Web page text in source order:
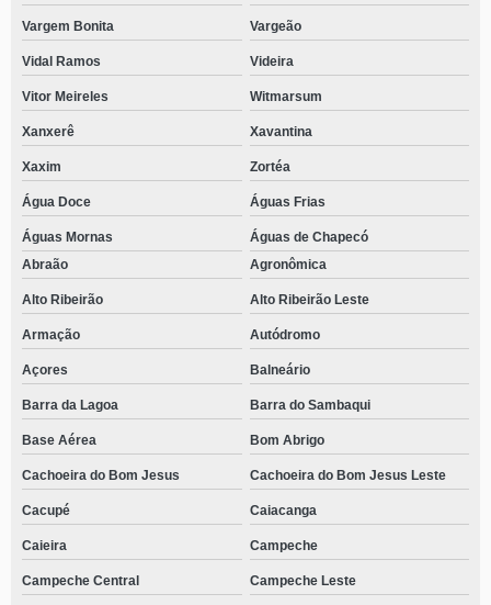
Vargem Bonita Vargeão
Vidal Ramos Videira
Vitor Meireles Witmarsum
Xanxerê Xavantina
Xaxim Zortéa
Água Doce Águas Frias
Águas Mornas
Águas de Chapecó
Abraão
Agronômica
Alto Ribeirão Alto Ribeirão Leste
Armação Autódromo
Açores Balneário
Barra da Lagoa Barra do Sambaqui
Base Aérea Bom Abrigo
Cachoeira do Bom Jesus Cachoeira do Bom Jesus Leste
Cacupé Caiacanga
Caieira Campeche
Campeche Central Campeche Leste